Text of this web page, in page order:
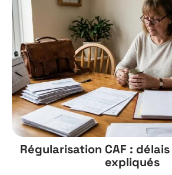
Régularisation CAF :
expliqués